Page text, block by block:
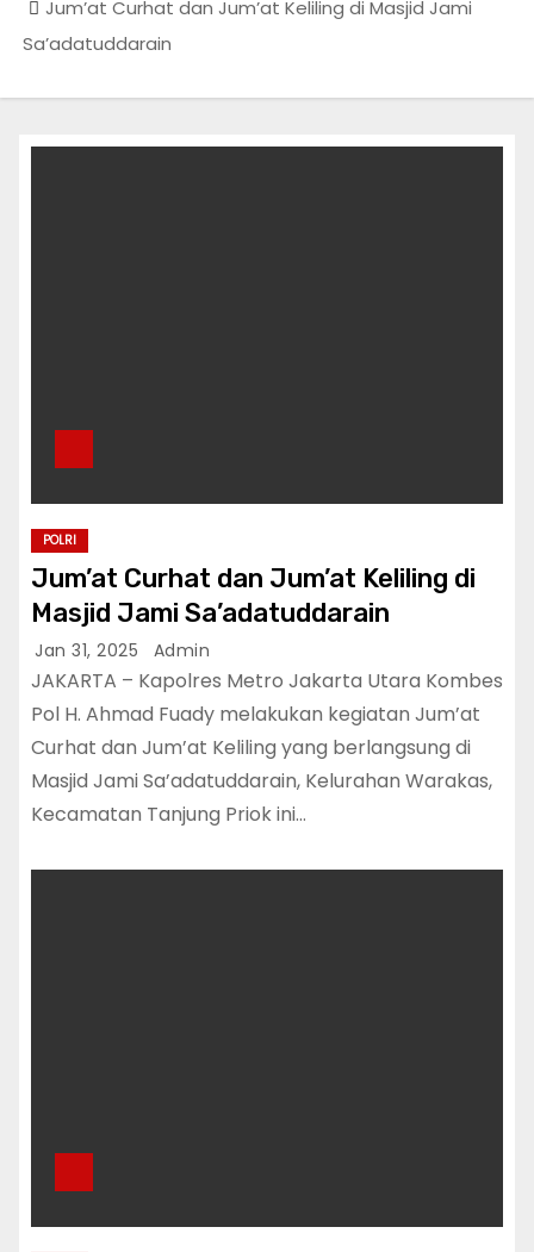
Jum’at Curhat dan Jum’at Keliling di Masjid Jami
Sa’adatuddarain
POLRI
Jum’at Curhat dan Jum’at Keliling di
Masjid Jami Sa’adatuddarain
Jan 31, 2025 Admin
JAKARTA – Kapolres Metro Jakarta Utara Kombes
Pol H. Ahmad Fuady melakukan kegiatan Jum’at
Curhat dan Jum’at Keliling yang berlangsung di
Masjid Jami Sa’adatuddarain, Kelurahan Warakas,
Kecamatan Tanjung Priok ini…